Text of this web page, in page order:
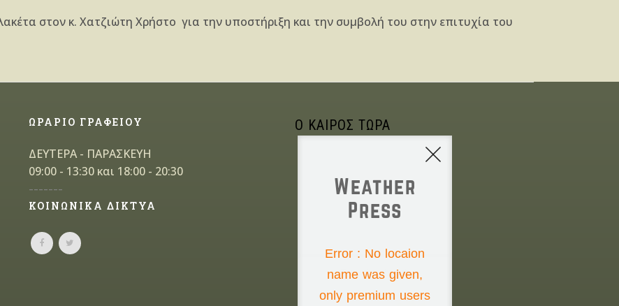
στον κ. Χατζιώτη Χρήστο για την υποστήριξη και την συμβολή του στην επιτυχία του
ΩΡΑΡΙΟ ΓΡΑΦΕΙΟΥ
ΔΕΥΤΕΡΑ - ΠΑΡΑΣΚΕΥΗ
09:00 - 13:30 και 18:00 - 20:30
-------
ΚΟΙΝΩΝΙΚΑ ΔΙΚΤΥΑ
Ο ΚΑΙΡΟΣ ΤΩΡΑ
Weather
Press
Error : No locaion
name was given,
only premium users
Thursday the 6th